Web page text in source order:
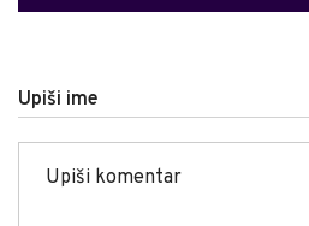
Upiši ime